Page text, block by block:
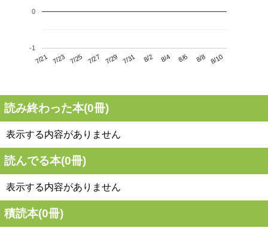
7/21 7/23 7/25 7/27 7/29 7/31 8/2 8/4 8/6 8/8 8/10
-1
0
読み終わった本(0冊)
表示する内容がありません
読んでる本(0冊)
表示する内容がありません
積読本(0冊)